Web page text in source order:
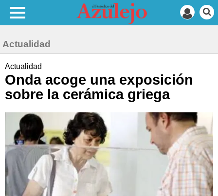
Actualidad
Actualidad
Onda acoge una exposición
sobre la cerámica griega